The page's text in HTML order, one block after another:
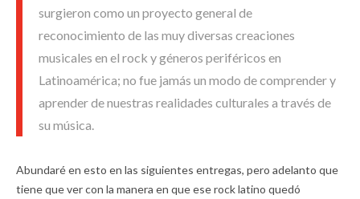
surgieron como un proyecto general de
reconocimiento de las muy diversas creaciones
musicales en el rock y géneros periféricos en
Latinoamérica; no fue jamás un modo de comprender y
aprender de nuestras realidades culturales a través de
su música.
Abundaré en esto en las siguientes entregas, pero adelanto que
tiene que ver con la manera en que ese rock latino quedó